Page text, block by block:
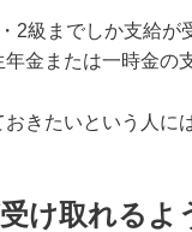
2級までしか支給
金または一時金の
きたいという人に
け取れるよ